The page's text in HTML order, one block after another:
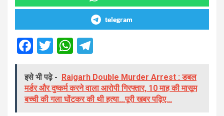
telegram
F
ce
b
T
tt
er
W
at
s
e
gr
इसे भी पढ़े -
Raigarh Double Murder Arrest : डबल
मर्डर और दुष्कर्म करने वाला आरोपी गिरफ्तार, 10 माह की मासूम
बच्ची की गला घोंटकर की थी हत्या...पूरी खबर पढ़िए...